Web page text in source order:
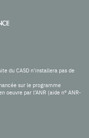
du CASD n'installera pas de
sur le programme
oeuvre par l’ANR (aide n° ANR-